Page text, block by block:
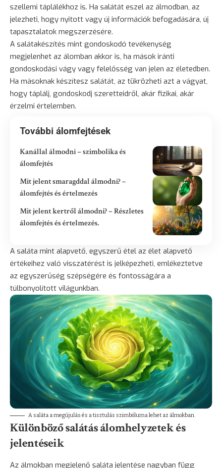
szellemi táplálékhoz is. Ha salátát eszel az álmodban, az
jelezheti, hogy nyitott vagy új információk befogadására, új
tapasztalatok megszerzésére.
A salátakészítés mint gondoskodó tevékenység
megjelenhet az álomban akkor is, ha mások iránti
gondoskodási vágy vagy felelősség van jelen az életedben.
Ha másoknak készítesz salátát, az tükrözheti azt a vágyat,
hogy táplálj, gondoskodj szeretteidről, akár fizikai, akár
érzelmi értelemben.
További álomfejtések
Kanállal álmodni – szimbolika és
álomfejtés
Mit jelent smaragddal álmodni? –
álomfejtés és értelmezés
Mit jelent kertről álmodni? – Részletes
álomfejtés és értelmezés.
A saláta mint alapvető, egyszerű étel az élet alapvető
értékeihez való visszatérést is jelképezheti, emlékeztetve
az egyszerűség szépségére és fontosságára a
túlbonyolított világunkban.
A saláta a megújulás és a tisztulás szimbóluma lehet az álmokban.
Különböző salátás álomhelyzetek és
jelentéseik
Az álmokban megjelenő saláta jelentése nagyban függ